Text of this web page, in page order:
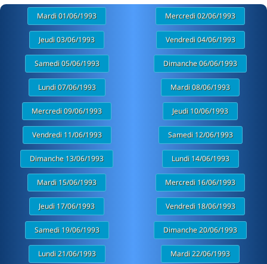
Mardi 01/06/1993 Mercredi 02/06/1993
Jeudi 03/06/1993 Vendredi 04/06/1993
Samedi 05/06/1993 Dimanche 06/06/1993
Lundi 07/06/1993 Mardi 08/06/1993
Mercredi 09/06/1993 Jeudi 10/06/1993
Vendredi 11/06/1993 Samedi 12/06/1993
Dimanche 13/06/1993 Lundi 14/06/1993
Mardi 15/06/1993 Mercredi 16/06/1993
Jeudi 17/06/1993 Vendredi 18/06/1993
Samedi 19/06/1993 Dimanche 20/06/1993
Lundi 21/06/1993 Mardi 22/06/1993